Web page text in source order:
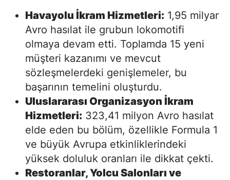
Havayolu İkram Hizmetleri: 1,95 milyar
Avro hasılat ile grubun lokomotifi
olmaya devam etti. Toplamda 15 yeni
müşteri kazanımı ve mevcut
sözleşmelerdeki genişlemeler, bu
başarının temelini oluşturdu.
Uluslararası Organizasyon İkram
Hizmetleri: 323,41 milyon Avro hasılat
elde eden bu bölüm, özellikle Formula 1
ve büyük Avrupa etkinliklerindeki
yüksek doluluk oranları ile dikkat çekti.
Restoranlar, Yolcu Salonları ve